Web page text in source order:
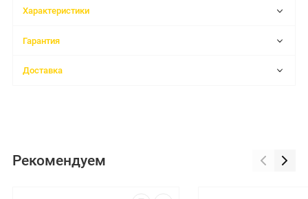
Характеристики
Гарантия
Доставка
Рекомендуем